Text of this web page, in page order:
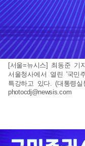
[서울=뉴시스] 최동준
서울청사에서 열린 '국민
특강하고 있다. (대통령실
photocdj@newsis.com